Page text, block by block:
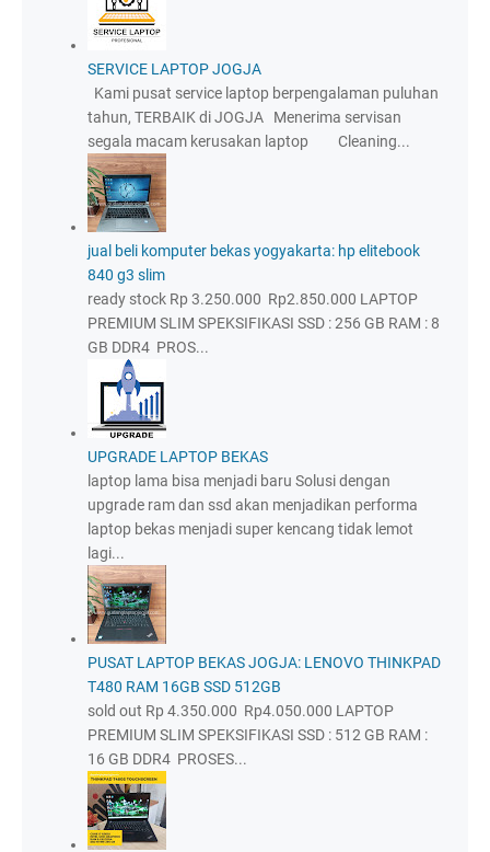
SERVICE LAPTOP JOGJA
Kami pusat service laptop berpengalaman puluhan
tahun, TERBAIK di JOGJA Menerima servisan
segala macam kerusakan laptop Cleaning...
jual beli komputer bekas yogyakarta: hp elitebook
840 g3 slim
ready stock Rp 3.250.000 Rp2.850.000 LAPTOP
PREMIUM SLIM SPEKSIFIKASI SSD : 256 GB RAM : 8
GB DDR4 PROS...
UPGRADE LAPTOP BEKAS
laptop lama bisa menjadi baru Solusi dengan
upgrade ram dan ssd akan menjadikan performa
laptop bekas menjadi super kencang tidak lemot
lagi...
PUSAT LAPTOP BEKAS JOGJA: LENOVO THINKPAD
T480 RAM 16GB SSD 512GB
sold out Rp 4.350.000 Rp4.050.000 LAPTOP
PREMIUM SLIM SPEKSIFIKASI SSD : 512 GB RAM :
16 GB DDR4 PROSES...